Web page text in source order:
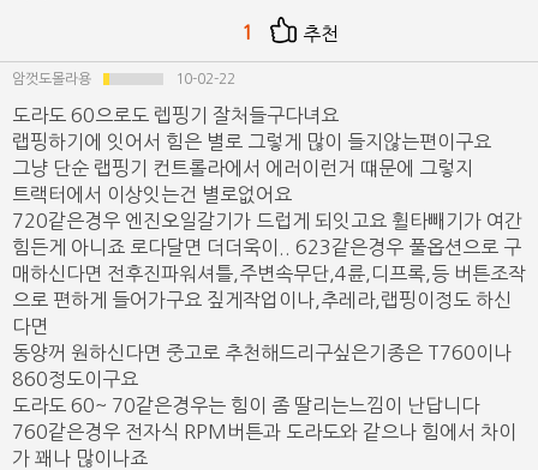
1 추천
암껏도몰라용 10-02-22
도라도 60으로도 렙핑기 잘처들구다녀요
랩핑하기에 잇어서 힘은 별로 그렇게 많이 들지않는편이구요
그냥 단순 랩핑기 컨트롤라에서 에러이런거 떄문에 그렇지
트랙터에서 이상잇는건 별로없어요
720같은경우 엔진오일갈기가 드럽게 되잇고요 휠타빼기가 여간
힘든게 아니죠 로다달면 더더욱이.. 623같은경우 풀옵션으로 구
매하신다면 전후진파워셔틀,주변속무단,4륜,디프록,등 버튼조작
으로 편하게 들어가구요 짚게작업이나,추레라,랩핑이정도 하신
다면
동양꺼 원하신다면 중고로 추천해드리구싶은기종은 T760이나
860정도이구요
도라도 60~ 70같은경우는 힘이 좀 딸리는느낌이 난답니다
760같은경우 전자식 RPM버튼과 도라도와 같으나 힘에서 차이
가 꽤나 많이나죠